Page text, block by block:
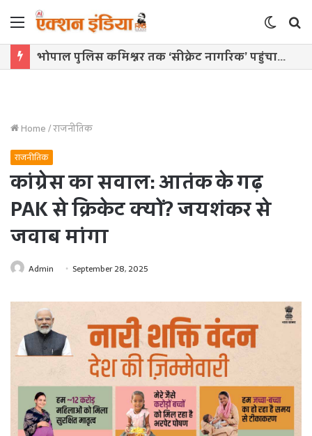
Menu
Switch
skin
काकोरी ट्रेन एक्शन-डे पर तिरंगा यात्रा में शामिल होंगे मुख्यमंत्री
Home/राजनीतिक
राजनीतिक
कांग्रेस का सवाल: आतंक के गढ़
PAK से क्रिकेट क्यों? जयशंकर से
जवाब मांगा
Admin September 28, 2025